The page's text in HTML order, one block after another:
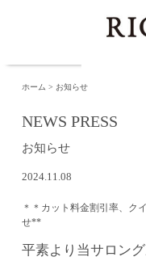
ホーム お知らせ
NEWS PRESS
お知らせ
2024.11.08
＊＊カット料金割引率、ク
せ**
平素より当サロン